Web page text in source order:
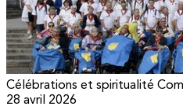
Célébrations et spiritualité
28 avril 2026